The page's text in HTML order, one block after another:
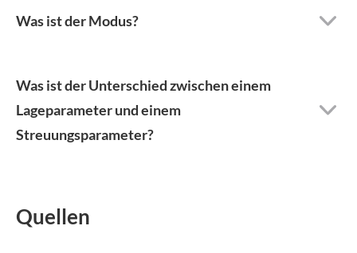
Was ist der Modus?
Was ist der Unterschied zwischen einem
Lageparameter und einem
Streuungsparameter?
Quellen